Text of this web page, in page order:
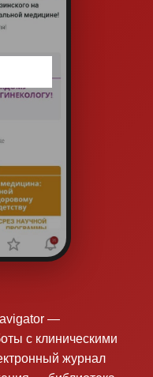
—
с клиническими
журнал